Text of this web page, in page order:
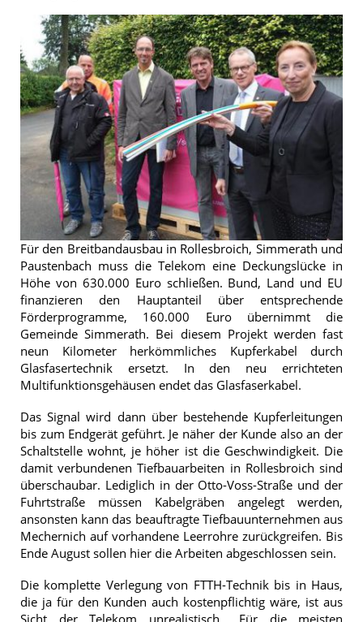
Für den Breitbandausbau in Rollesbroich, Simmerath und
Paustenbach muss die Telekom eine Deckungslücke in
Höhe von 630.000 Euro schließen. Bund, Land und EU
finanzieren den Hauptanteil über entsprechende
Förderprogramme, 160.000 Euro übernimmt die
Gemeinde Simmerath. Bei diesem Projekt werden fast
neun Kilometer herkömmliches Kupferkabel durch
Glasfasertechnik ersetzt. In den neu errichteten
Multifunktionsgehäusen endet das Glasfaserkabel.
Das Signal wird dann über bestehende Kupferleitungen
bis zum Endgerät geführt. Je näher der Kunde also an der
Schaltstelle wohnt, je höher ist die Geschwindigkeit. Die
damit verbundenen Tiefbauarbeiten in Rollesbroich sind
überschaubar. Lediglich in der Otto-Voss-Straße und der
Fuhrtstraße müssen Kabelgräben angelegt werden,
ansonsten kann das beauftragte Tiefbauunternehmen aus
Mechernich auf vorhandene Leerrohre zurückgreifen. Bis
Ende August sollen hier die Arbeiten abgeschlossen sein.
Die komplette Verlegung von FTTH-Technik bis in Haus,
die ja für den Kunden auch kostenpflichtig wäre, ist aus